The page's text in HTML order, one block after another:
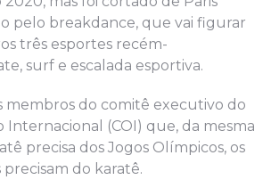
pelo breakdance, que vai figurar
três esportes recém-
surf e escalada esportiva.
membros do comitê executivo do
Internacional (COI) que, da mesma
precisa dos Jogos Olímpicos, os
do karatê.